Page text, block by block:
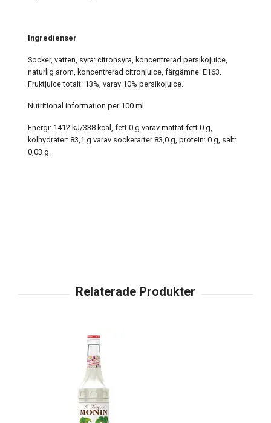
Ingredienser
Socker, vatten, syra: citronsyra, koncentrerad persikojuice,
naturlig arom, koncentrerad citronjuice, färgämne: E163.
Fruktjuice totalt: 13%, varav 10% persikojuice.
Nutritional information per 100 ml
Energi: 1412 kJ/338 kcal, fett 0 g varav mättat fett 0 g,
kolhydrater: 83,1 g varav sockerarter 83,0 g, protein: 0 g, salt:
0,03 g.